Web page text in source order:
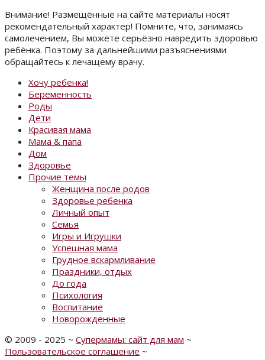
Внимание! Размещённые на сайте материалы носят
рекомендательный характер! Помните, что, занимаясь
самолечением, Вы можете серьёзно навредить здоровью
ребёнка. Поэтому за дальнейшими разъяснениями
обращайтесь к лечащему врачу.
Хочу ребенка!
Беременность
Роды
Дети
Красивая мама
Мама & папа
Дом
Здоровье
Прочие темы
Женщина после родов
Здоровье ребенка
Личный опыт
Семья
Игры и Игрушки
Успешная мама
Грудное вскармливание
Праздники, отдых
До года
Психология
Воспитание
Новорожденные
© 2009 - 2025 ~ Супермамы: сайт для мам ~
Пользовательское соглашение ~